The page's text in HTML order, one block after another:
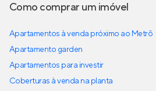
Como comprar um imóvel
Apartamentos à venda próximo ao Metrô
Apartamento garden
Apartamentos para investir
Coberturas à venda na planta